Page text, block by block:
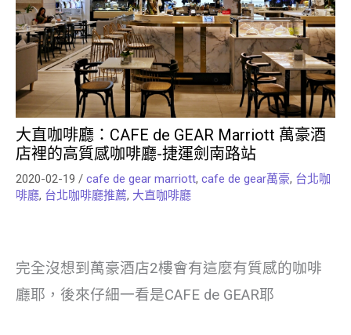
大直咖啡廳：CAFE de GEAR Marriott 萬豪酒
店裡的高質感咖啡廳-捷運劍南路站
2020-02-19 / cafe de gear marriott, cafe de gear萬豪, 台北咖
啡廳, 台北咖啡廳推薦, 大直咖啡廳
完全沒想到萬豪酒店2樓會有這麼有質感的咖啡
廳耶，後來仔細一看是CAFE de GEAR耶